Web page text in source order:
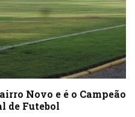
Novo e é o Campeão
de Futebol